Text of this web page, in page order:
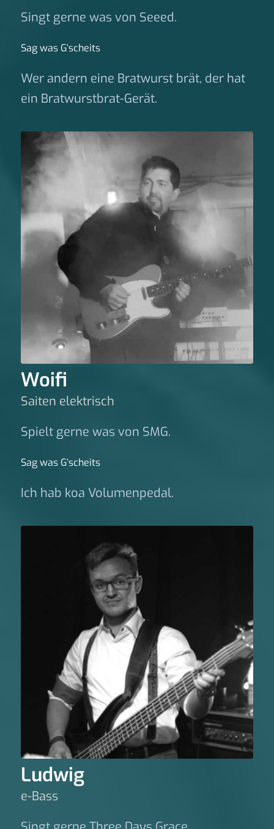
Singt gerne was von Seeed.
Sag was G‘scheits
Wer andern eine Bratwurst brät, der hat
ein Bratwurstbrat-Gerät.
Woifi
Saiten elektrisch
Spielt gerne was von SMG.
Sag was G‘scheits
Ich hab koa Volumenpedal.
Ludwig
e-Bass